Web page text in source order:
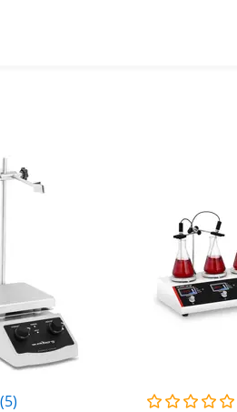
(5)